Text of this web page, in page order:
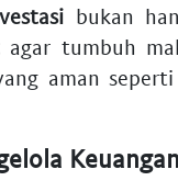
bukan
agar tumbuh
aman